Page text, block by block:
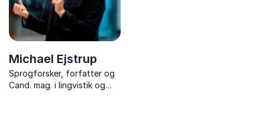
Michael Ejstrup
Sprogforsker, forfatter og
Cand. mag. i lingvistik og